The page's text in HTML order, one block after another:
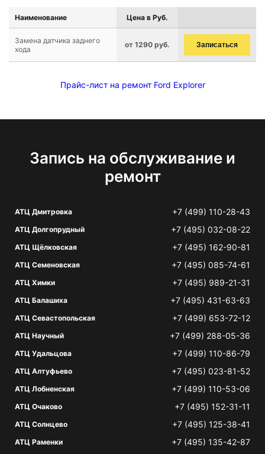
Наименование Цена в Руб.
Замена датчика заднего
хода
от 1290 руб. Записаться
Прайс-лист на ремонт Ford Explorer
Запись на обслуживание и
ремонт
АТЦ Дмитровка +7 (499) 110-28-43
АТЦ Долгопрудный +7 (495) 032-08-22
АТЦ Щёлковская +7 (495) 162-90-81
АТЦ Семеновская +7 (495) 085-74-61
АТЦ Химки +7 (495) 989-21-31
АТЦ Балашиха +7 (495) 431-63-63
АТЦ Севастопольская +7 (499) 653-72-12
АТЦ Научный +7 (499) 288-05-36
АТЦ Удальцова +7 (499) 110-86-79
АТЦ Алтуфьево +7 (495) 023-81-52
АТЦ Лобненская +7 (499) 110-53-06
АТЦ Очаково +7 (495) 152-31-11
АТЦ Солнцево +7 (495) 125-38-41
АТЦ Раменки +7 (495) 135-42-87